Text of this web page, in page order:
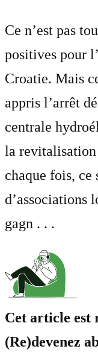
Ce n’est pas
positives pour
Croatie. Mais
appris l’arrêt
centrale
la
chaque fois, ce
gagn . . .
Cet article est
(Re)devenez